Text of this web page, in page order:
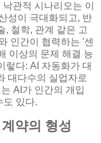
관적 시나리오는 이
성이 극대화되고, 반
, 철학, 관계 같은 고
인간이 협력하는 '센
이상의 문제 해결 능
렇다: AI 자동화가 대
대다수의 실업자로
AI가 인간의 개입
도 있다.
약의 형성